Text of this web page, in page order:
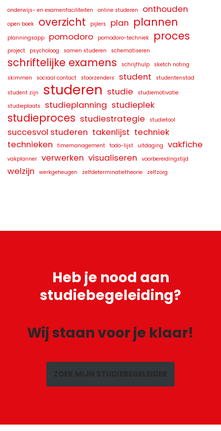
onderwijs- en examenfaciliteiten
online studeren onthouden
open boek overzicht pijlers plan plannen
planningsapp pomodoro pomodoro-techniek proces
project psycholoog samen studeren schematiseren
schriftelijke examens schrijfhulp
sketch noting
skimmen
sociaal contact stoorzenders student
studentenstad
student zijn
studeren studie
studiemotivatie
studieplaats
studieplanning studieplek
studieproces studiestrategie studietool
succesvol studeren takenlijst techniek
technieken
timemanagement todo-lijst uitdaging vakfiche
vakplanner verwerken visualiseren voorbereidingstijd
welzijn werkgeheugen zelfdeterminatietheorie zelfzorg
Heb je nood aan
studiebegeleiding?
Wij staan voor je klaar!